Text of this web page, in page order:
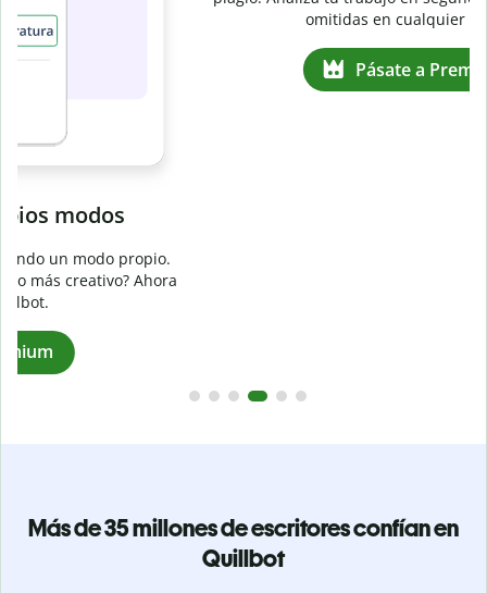
Evita
Garantiza textos totalmente originales con el detector de
plagio. Analiza tu trabajo en segundos e identifica citas
Más de 35 millones de escritores confían en
Quillbot